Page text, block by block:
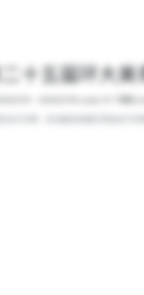
十五届环大美
自行车赛，亚洲最高海拔的顶级自行